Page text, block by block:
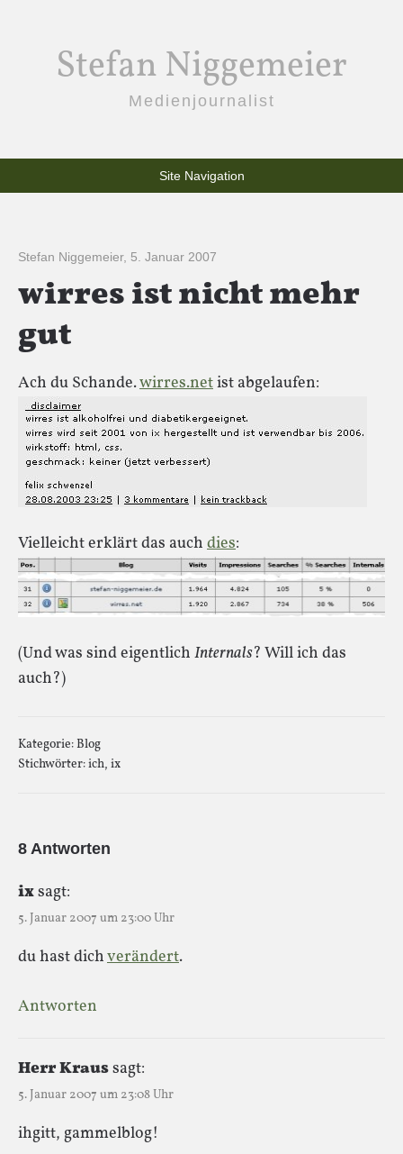
Stefan Niggemeier
Medienjournalist
Site Navigation
Stefan Niggemeier, 5. Januar 2007
wirres ist nicht mehr
gut
Ach du Schande.wirres.netist abgelaufen:
Vielleicht erklärt das auch dies:
(Und was sind eigentlich Internals? Will ich das
auch?)
Kategorie:Blog
Stichwörter:ich, ix
8 Antworten
ixsagt:
5. Januar 2007 um 23:00 Uhr
du hast dichverändert.
Antworten
Herr Kraussagt:
5. Januar 2007 um 23:08 Uhr
ihgitt, gammelblog!